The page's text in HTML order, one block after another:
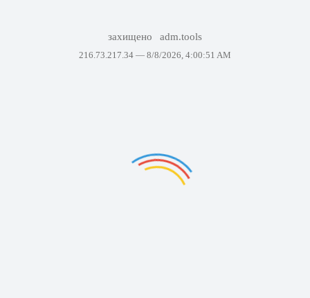
захищено adm.tools
216.73.217.34 — 8/8/2026, 4:00:51 AM